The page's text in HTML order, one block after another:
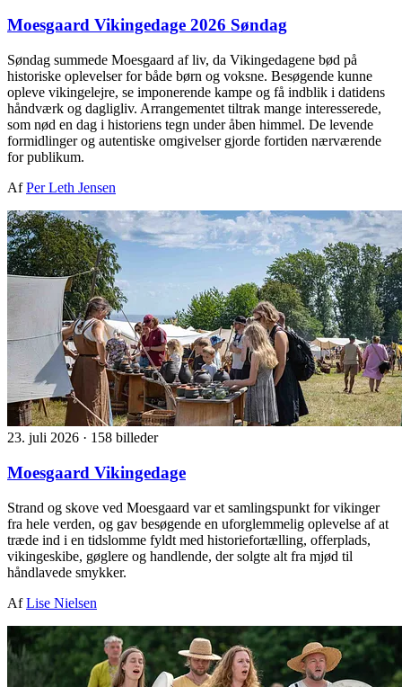
Moesgaard Vikingedage 2026 Søndag
Søndag summede Moesgaard af liv, da Vikingedagene bød på
historiske oplevelser for både børn og voksne. Besøgende kunne
opleve vikingelejre, se imponerende kampe og få indblik i datidens
håndværk og dagligliv. Arrangementet tiltrak mange interesserede,
som nød en dag i historiens tegn under åben himmel. De levende
formidlinger og autentiske omgivelser gjorde fortiden nærværende
for publikum.
AfPer Leth Jensen
23. juli 2026 · 158 billeder
Moesgaard Vikingedage
Strand og skove ved Moesgaard var et samlingspunkt for vikinger
fra hele verden, og gav besøgende en uforglemmelig oplevelse af at
træde ind i en tidslomme fyldt med historiefortælling, offerplads,
vikingeskibe, gøglere og handlende, der solgte alt fra mjød til
håndlavede smykker.
AfLise Nielsen